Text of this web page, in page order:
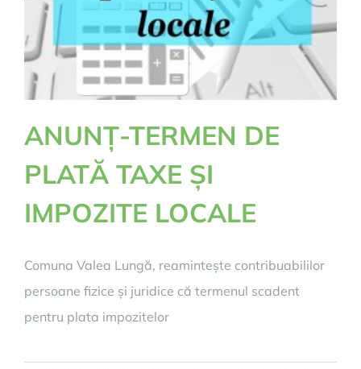
ANUNȚ-TERMEN DE
PLATĂ TAXE ȘI
IMPOZITE LOCALE
Comuna Valea Lungă, reamintește contribuabililor
persoane fizice și juridice că termenul scadent
pentru plata impozitelor